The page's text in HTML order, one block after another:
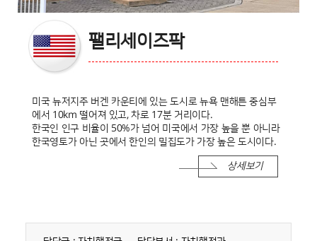
팰리세이즈팍
미국 뉴저지주 버겐 카운티에 있는 도시로 뉴욕 맨해튼 중심부
에서 10km 떨어져 있고, 차로 17분 거리이다.
한국인 인구 비율이 50%가 넘어 미국에서 가장 높을 뿐 아니라
한국영토가 아닌 곳에서 한인의 밀집도가 가장 높은 도시이다.
상세보기
담당부서 정보